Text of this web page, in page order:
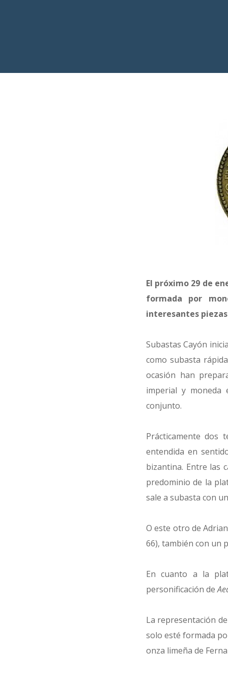
El próximo 29 de
formada por
interesantes piezas
Subastas Cayón
como subasta
ocasión han
imperial y moneda
conjunto.
Prácticamente dos
entendida en
bizantina. Entre las
predominio de la
sale a subasta con
O este otro de
66), también con un
En cuanto a la
personificación de
La representación
solo esté formada
onza limeña de